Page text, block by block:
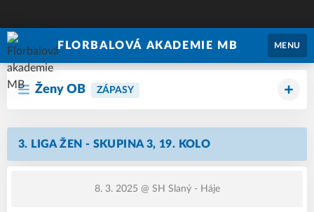
FLORBALOVÁ AKADEMIE MB MENU
Ženy OB ZÁPASY
3. LIGA ŽEN - SKUPINA 3, 19. KOLO
8. 3. 2025 @ SH Slaný - Háje